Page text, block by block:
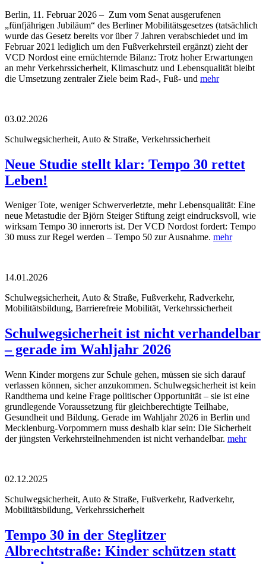
Berlin, 11. Februar 2026 – Zum vom Senat ausgerufenen
„fünfjährigen Jubiläum“ des Berliner Mobilitätsgesetzes (tatsächlich
wurde das Gesetz bereits vor über 7 Jahren verabschiedet und im
Februar 2021 lediglich um den Fußverkehrsteil ergänzt) zieht der
VCD Nordost eine ernüchternde Bilanz: Trotz hoher Erwartungen
an mehr Verkehrssicherheit, Klimaschutz und Lebensqualität bleibt
die Umsetzung zentraler Ziele beim Rad-, Fuß- und mehr
03.02.2026
Schulwegsicherheit, Auto & Straße, Verkehrssicherheit
Neue Studie stellt klar: Tempo 30 rettet
Leben!
Weniger Tote, weniger Schwerverletzte, mehr Lebensqualität: Eine
neue Metastudie der Björn Steiger Stiftung zeigt eindrucksvoll, wie
wirksam Tempo 30 innerorts ist. Der VCD Nordost fordert: Tempo
30 muss zur Regel werden – Tempo 50 zur Ausnahme. mehr
14.01.2026
Schulwegsicherheit, Auto & Straße, Fußverkehr, Radverkehr,
Mobilitätsbildung, Barrierefreie Mobilität, Verkehrssicherheit
Schulwegsicherheit ist nicht verhandelbar
– gerade im Wahljahr 2026
Wenn Kinder morgens zur Schule gehen, müssen sie sich darauf
verlassen können, sicher anzukommen. Schulwegsicherheit ist kein
Randthema und keine Frage politischer Opportunität – sie ist eine
grundlegende Voraussetzung für gleichberechtigte Teilhabe,
Gesundheit und Bildung. Gerade im Wahljahr 2026 in Berlin und
Mecklenburg-Vorpommern muss deshalb klar sein: Die Sicherheit
der jüngsten Verkehrsteilnehmenden ist nicht verhandelbar. mehr
02.12.2025
Schulwegsicherheit, Auto & Straße, Fußverkehr, Radverkehr,
Mobilitätsbildung, Verkehrssicherheit
Tempo 30 in der Steglitzer
Albrechtstraße: Kinder schützen statt